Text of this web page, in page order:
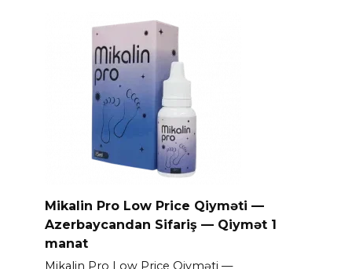
Mikalin Pro Low Price Qiyməti —
Azerbaycandan Sifariş — Qiymət 1
manat
Mikalin Pro Low Price Qiyməti —